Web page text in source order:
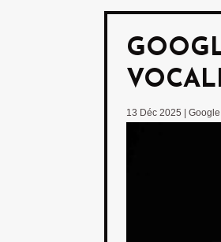
13 Déc 2025